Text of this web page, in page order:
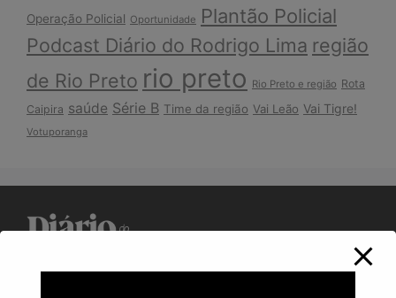
Operação Policial Oportunidade Plantão Policial
Podcast Diário do Rodrigo Lima região
de Rio Preto rio preto Rio Preto e região Rota
Caipira saúde Série B Time da região Vai Leão Vai Tigre!
Votuporanga